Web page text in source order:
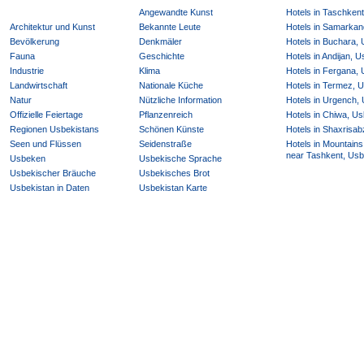
Angewandte Kunst
Architektur und Kunst
Bekannte Leute
Bevölkerung
Denkmäler
Fauna
Geschichte
Industrie
Klima
Landwirtschaft
Nationale Küche
Natur
Nützliche Information
Offizielle Feiertage
Pflanzenreich
Regionen Usbekistans
Schönen Künste
Seen und Flüssen
Seidenstraße
Usbeken
Usbekische Sprache
Usbekischer Bräuche
Usbekisches Brot
Usbekistan in Daten
Usbekistan Karte
Hotels in
Hotels in
Hotels in Buchara,
Hotels in Andijan,
Hotels in Fergana,
Hotels in Termez,
Hotels in Urgench,
Hotels in Chiwa,
Hotels in
Hotels in
near Tashkent,